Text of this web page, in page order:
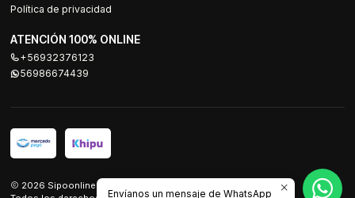
Política de privacidad
ATENCIÓN 100% ONLINE
+56932376123
56986674439
2026 Sipoonline.
Envíanos un mensaje de WhatsApp